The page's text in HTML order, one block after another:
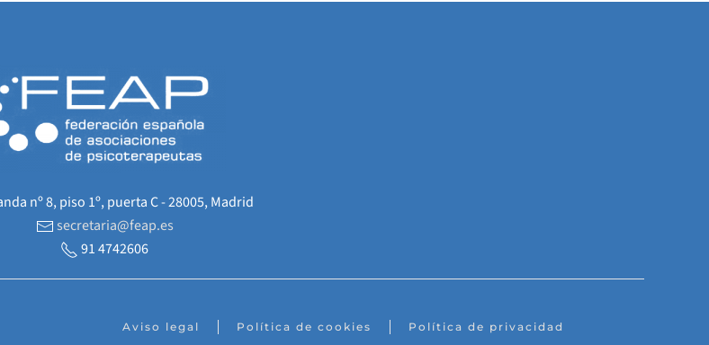
nº 8, piso 1º, puerta C - 28005, Madrid
secretaria@feap.es
91 4742606
Aviso legal Política de cookies Política de privacidad